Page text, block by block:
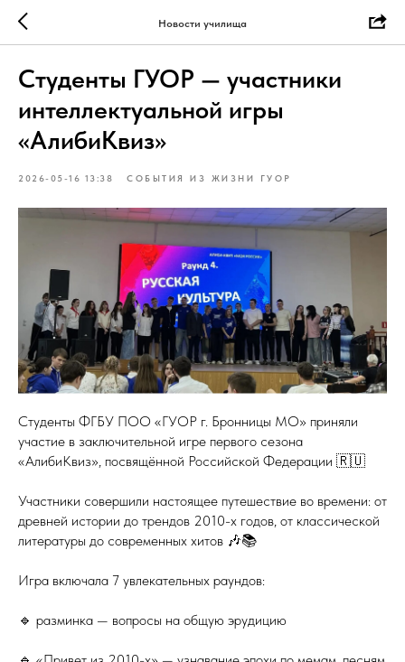
Новости училища
Студенты ГУОР — участники
интеллектуальной игры
«АлибиКвиз»
2026-05-16 13:38 СОБЫТИЯ ИЗ ЖИЗНИ ГУОР
Студенты ФГБУ ПОО «ГУОР г. Бронницы МО» приняли
участие в заключительной игре первого сезона
«АлибиКвиз», посвящённой Российской Федерации 🇷🇺
Участники совершили настоящее путешествие во времени: от
древней истории до трендов 2010-х годов, от классической
литературы до современных хитов 🎶📚
Игра включала 7 увлекательных раундов:
🔹 разминка — вопросы на общую эрудицию